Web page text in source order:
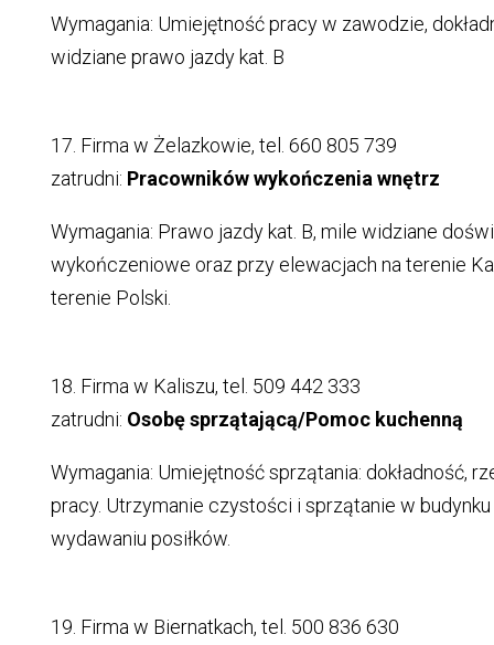
Wymagania: Umiejętność pracy w zawodzie,
widziane prawo jazdy kat. B
17. Firma w Żelazkowie, tel. 660 805 739
zatrudni: Pracowników wykończenia wnętrz
Wymagania: Prawo jazdy kat. B, mile widziane
wykończeniowe oraz przy elewacjach na terenie
terenie Polski.
18. Firma w Kaliszu, tel. 509 442 333
zatrudni: Osobę sprzątającą/Pomoc kuchenną
Wymagania: Umiejętność sprzątania: dokładność,
pracy. Utrzymanie czystości i sprzątanie w
wydawaniu posiłków.
19. Firma w Biernatkach, tel. 500 836 630